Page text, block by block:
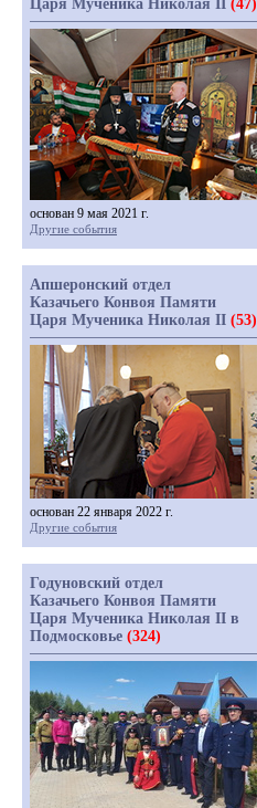
Царя Мученика Николая II (47)
основан 9 мая 2021 г.
Другие события
Апшеронский отдел
Казачьего Конвоя Памяти
Царя Мученика Николая II (53)
основан 22 января 2022 г.
Другие события
Годуновский отдел
Казачьего Конвоя Памяти
Царя Мученика Николая II в
Подмосковье (324)